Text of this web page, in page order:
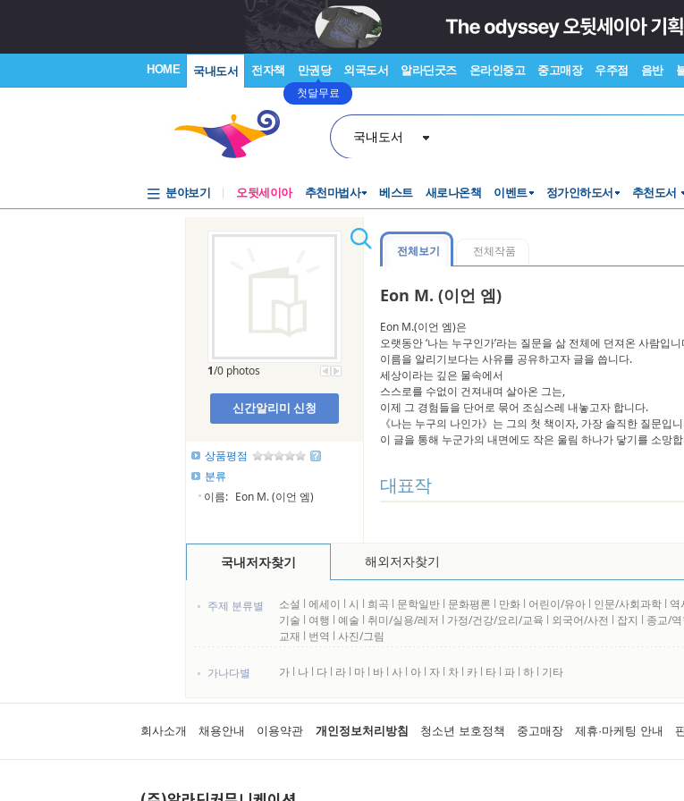
HOME 국내도서 전자책 만권당
첫달무료
외국도서 알라딘굿즈 온라인중고 중고매장 우주점 음반
국내도서
분야보기 오뒷세이아 추천마법사 베스트 새로나온책 이벤트 정가인하도서 추천도서
1/0 photos
신간알리미 신청
상품평점
분류
이름: Eon M. (이언 엠)
전체보기 전체작품
Eon M. (이언 엠)
Eon M.(이언 엠)은
오랫동안 ‘나는 누구인가’라는 질문을 삶 전체에 던져온 사람입니
이름을 알리기보다는 사유를 공유하고자 글을 씁니다.
세상이라는 깊은 물속에서
스스로를 수없이 건져내며 살아온 그는,
이제 그 경험들을 단어로 묶어 조심스레 내놓고자 합니다.
《나는 누구의 나인가》는 그의 첫 책이자, 가장 솔직한 질문입
이 글을 통해 누군가의 내면에도 작은 울림 하나가 닿기를 소망
대표작
국내저자찾기 해외저자찾기
주제 분류별 소설 l 에세이 l 시 l 희곡 l 문학일반 l 문화평론 l 만화 l 어린이/유아 l 인문/사회과학 l 역
기술 l 여행 l 예술 l 취미/실용/레저 l 가정/건강/요리/교육 l 외국어/사전 l 잡지 l 종교/
교재 l 번역 l 사진/그림
가나다별 가 l 나 l 다 l 라 l 마 l 바 l 사 l 아 l 자 l 차 l 카 l 타 l 파 l 하 l 기타
회사소개 채용안내 이용약관 개인정보처리방침 청소년 보호정책 중고매장 제휴·마케팅 안내